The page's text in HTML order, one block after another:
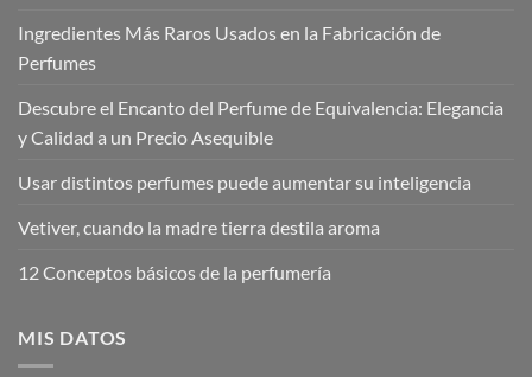
Ingredientes Más Raros Usados en la Fabricación de
Perfumes
Descubre el Encanto del Perfume de Equivalencia: Elegancia
y Calidad a un Precio Asequible
Usar distintos perfumes puede aumentar su inteligencia
Vetiver, cuando la madre tierra destila aroma
12 Conceptos básicos de la perfumería
MIS DATOS